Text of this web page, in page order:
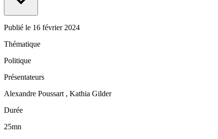
Publié le 16 février 2024
Thématique
Politique
Présentateurs
Alexandre Poussart , Kathia Gilder
Durée
25mn